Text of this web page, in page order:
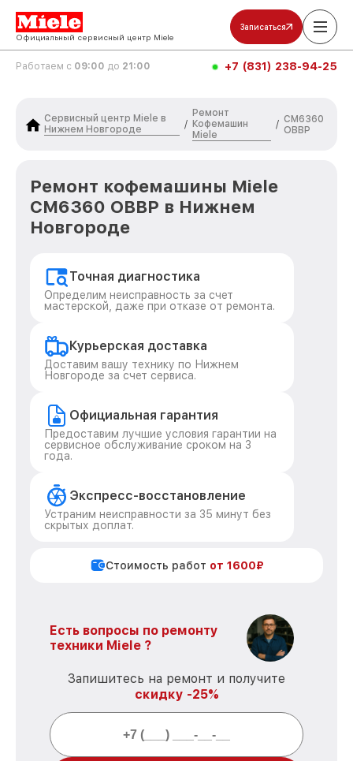
Официальный сервисный центр Miele
Записаться
Работаем с 09:00 до 21:00 +7 (831) 238-94-25
Сервисный центр Miele в
Нижнем Новгороде
/
Ремонт
Кофемашин
Miele
/ CM6360
OBBP
Ремонт кофемашины Miele
CM6360 OBBP в Нижнем
Новгороде
Точная диагностика
Определим неисправность за счет
мастерской, даже при отказе от ремонта.
Курьерская доставка
Доставим вашу технику по Нижнем
Новгороде за счет сервиса.
Официальная гарантия
Предоставим лучшие условия гарантии на
сервисное обслуживание сроком на 3
года.
Экспресс-восстановление
Устраним неисправности за 35 минут без
скрытых доплат.
Стоимость работ от 1600₽
Есть вопросы по ремонту
техники Miele ?
Запишитесь на ремонт и получите
скидку -25%